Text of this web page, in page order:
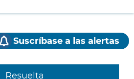
Suscríbase a las alertas
Resuelta